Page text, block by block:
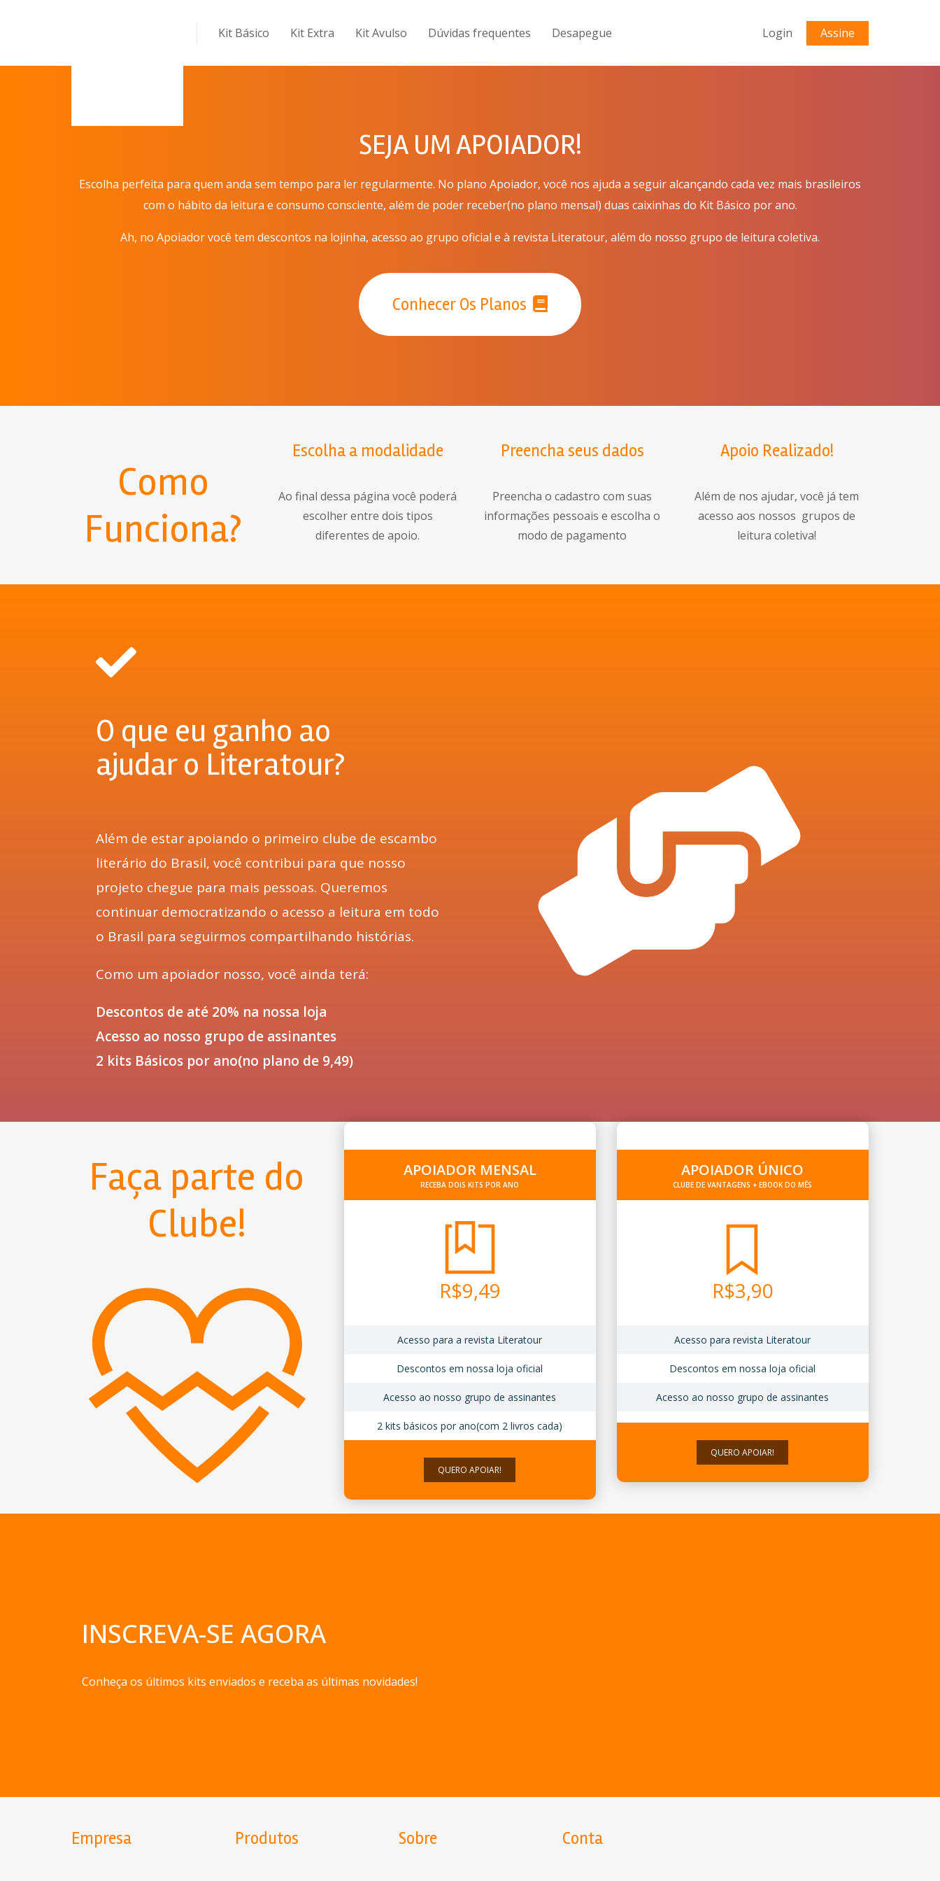
Kit Básico Kit Extra Kit Avulso Dúvidas frequentes Desapegue Login Assine
SEJA UM APOIADOR!
Escolha perfeita para quem anda sem tempo para ler regularmente. No plano Apoiador, você nos ajuda a seguir alcançando cada vez mais brasileiros
com o hábito da leitura e consumo consciente, além de poder receber(no plano mensal) duas caixinhas do Kit Básico por ano.
Ah, no Apoiador você tem descontos na lojinha, acesso ao grupo oficial e à revista Literatour, além do nosso grupo de leitura coletiva.
Conhecer Os Planos
Como
Funciona?
Escolha a modalidade
Ao final dessa página você poderá
escolher entre dois tipos
diferentes de apoio.
Preencha seus dados
Preencha o cadastro com suas
informações pessoais e escolha o
modo de pagamento
Apoio Realizado!
Além de nos ajudar, você já tem
acesso aos nossos grupos de
leitura coletiva!
O que eu ganho ao
ajudar o Literatour?
Além de estar apoiando o primeiro clube de escambo
literário do Brasil, você contribui para que nosso
projeto chegue para mais pessoas. Queremos
continuar democratizando o acesso a leitura em todo
o Brasil para seguirmos compartilhando histórias.
Como um apoiador nosso, você ainda terá:
Descontos de até 20% na nossa loja
Acesso ao nosso grupo de assinantes
2 kits Básicos por ano(no plano de 9,49)
Faça parte do
Clube!
APOIADOR MENSAL
RECEBA DOIS KITS POR ANO
R$9,49
Acesso para a revista Literatour
Descontos em nossa loja oficial
Acesso ao nosso grupo de assinantes
2 kits básicos por ano(com 2 livros cada)
QUERO APOIAR!
APOIADOR ÚNICO
CLUBE DE VANTAGENS + EBOOK DO MÊS
R$3,90
Acesso para revista Literatour
Descontos em nossa loja oficial
Acesso ao nosso grupo de assinantes
QUERO APOIAR!
INSCREVA-SE AGORA
Conheça os últimos kits enviados e receba as últimas novidades!
Empresa Produtos Sobre Conta